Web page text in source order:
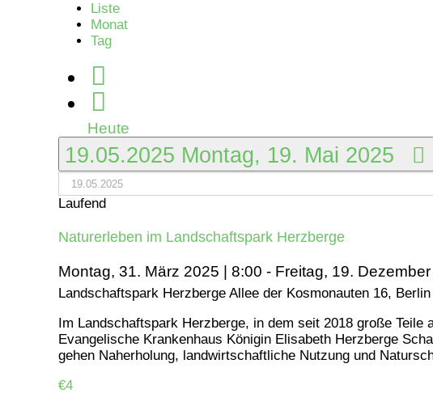
19.
Mai
2025
Liste
Monat
Tag
Heute
19.05.2025 Montag, 19. Mai 2025
Laufend
Naturerleben im Landschaftspark Herzberge
Montag, 31. März 2025 | 8:00 - Freitag, 19.
Landschaftspark Herzberge Allee der Kosmonauten 16, Berlin
Im Landschaftspark Herzberge, in dem seit 2018 große
Evangelische Krankenhaus Königin Elisabeth Herzberge
gehen Naherholung, landwirtschaftliche Nutzung und
€4